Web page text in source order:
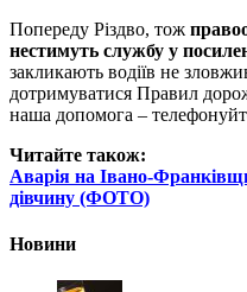
Попереду Різдво, тож п
нестимуть службу у
закликають водіїв не
дотримуватися Правил
наша допомога –
Читайте також:
Аварія на Івано-
дівчину (ФОТО)
Новини